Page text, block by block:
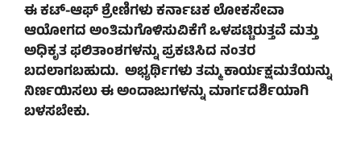
ಈ ಕಟ್-ಆಫ್ ಶ್ರೇಣಿಗಳು ಕರ್ನಾಟಕ ಲೋಕಸೇವಾ
ಆಯೋಗದ ಅಂತಿಮಗೊಳಿಸುವಿಕೆಗೆ ಒಳಪಟ್ಟಿರುತ್ತವೆ ಮತ್ತು
ಅಧಿಕೃತ ಫಲಿತಾಂಶಗಳನ್ನು ಪ್ರಕಟಿಸಿದ ನಂತರ
ಬದಲಾಗಬಹುದು. ಅಭ್ಯರ್ಥಿಗಳು ತಮ್ಮ ಕಾರ್ಯಕ್ಷಮತೆಯನ್ನು
ನಿರ್ಣಯಿಸಲು ಈ ಅಂದಾಜುಗಳನ್ನು ಮಾರ್ಗದರ್ಶಿಯಾಗಿ
ಬಳಸಬೇಕು.